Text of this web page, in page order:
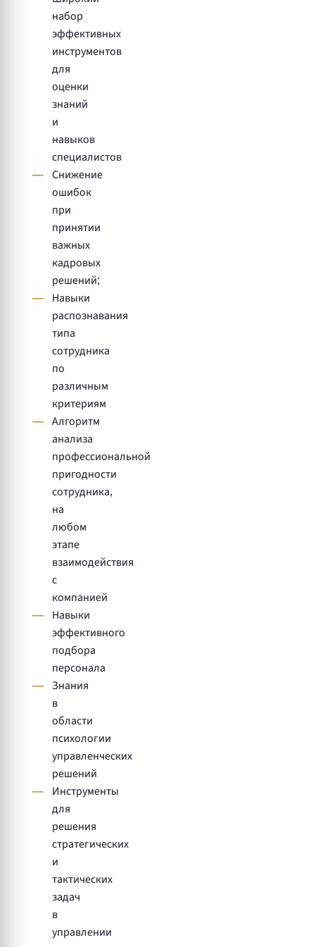
набор
эффективных
инструментов
для
оценки
знаний
и
навыков
специалистов
Снижение
ошибок
при
принятии
важных
кадровых
решений;
Навыки
распознавания
типа
сотрудника
по
различным
критериям
Алгоритм
анализа
профессиональной
пригодности
сотрудника,
на
любом
этапе
взаимодействия
с
компанией
Навыки
эффективного
подбора
персонала
Знания
в
области
психологии
управленческих
решений
Инструменты
для
решения
стратегических
и
тактических
задач
в
управлении